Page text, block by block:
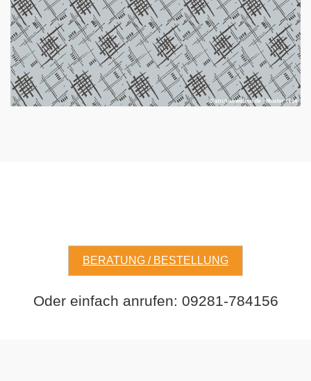
BERATUNG / BESTELLUNG
Oder einfach anrufen: 09281-784156